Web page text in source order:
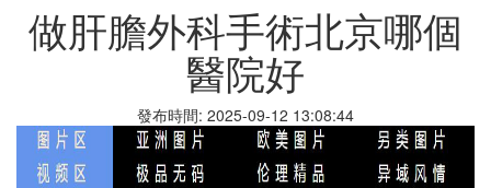
做肝膽外科手術北京哪個
醫院好
發布時間: 2025-09-12 13:08:44